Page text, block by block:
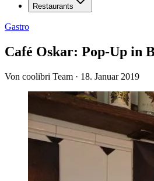
Restaurants
Gastro
Café Oskar: Pop-Up in
Von coolibri Team · 18. Januar 2019